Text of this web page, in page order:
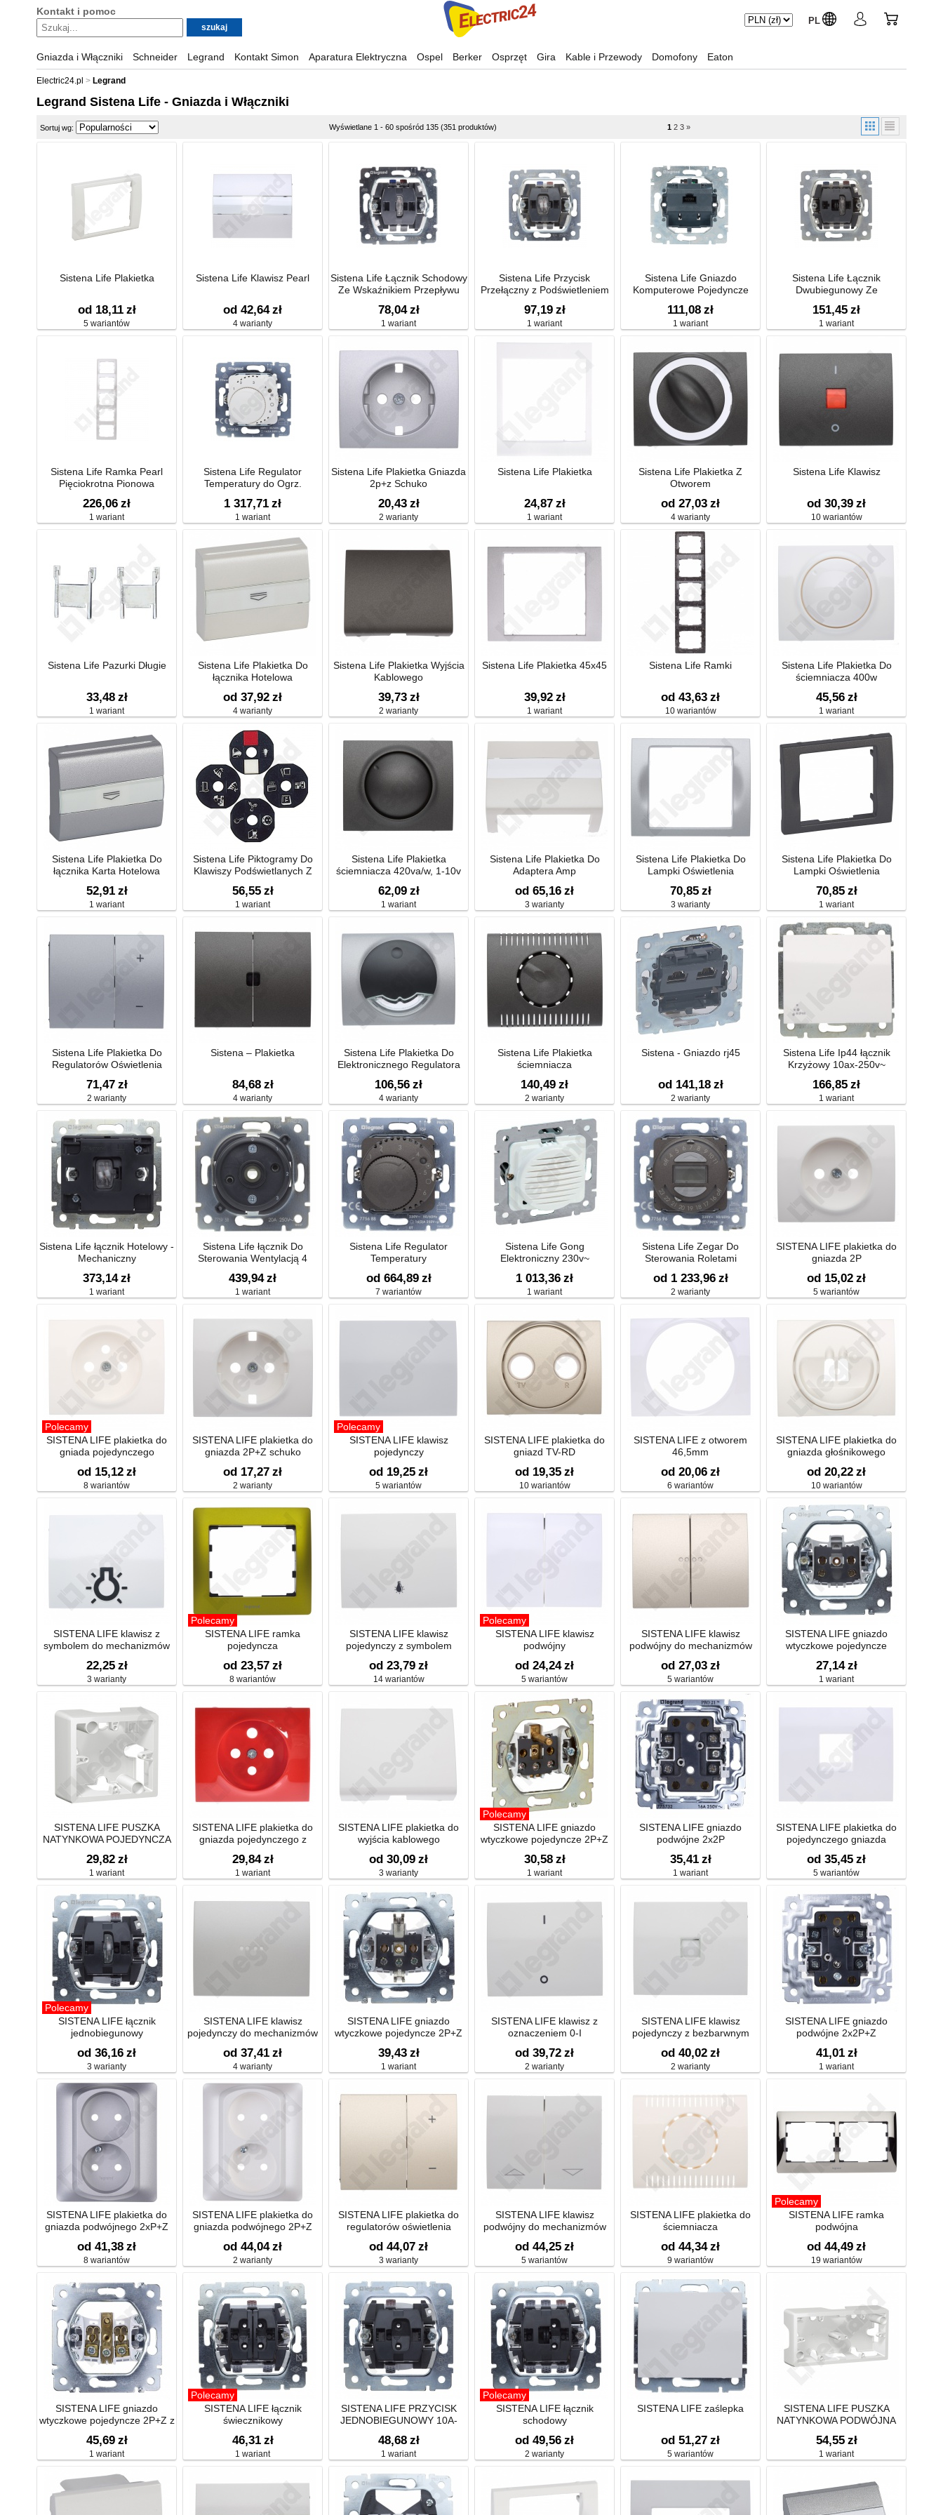
Kontakt i pomoc
PL
Gniazda i Włączniki Schneider Legrand Kontakt Simon Aparatura Elektryczna Ospel Berker Osprzęt Gira Kable i Przewody Domofony Eaton
Electric24.pl Legrand
Legrand Sistena Life - Gniazda i Włączniki
Sortuj wg: Wyświetlane 1 - 60 spośród 135 (351 produktów) 1 2 3 »
Sistena Life Plakietka
od 18,11 zł
5 wariantów
Sistena Life Klawisz Pearl
od 42,64 zł
4 warianty
Sistena Life Łącznik Schodowy
Ze Wskaźnikiem Przepływu
78,04 zł
1 wariant
Sistena Life Przycisk
Przełączny z Podświetleniem
97,19 zł
1 wariant
Sistena Life Gniazdo
Komputerowe Pojedyncze
111,08 zł
1 wariant
Sistena Life Łącznik
Dwubiegunowy Ze
10ax-250v~
151,45 zł
1 wariant
Sistena Life Ramka Pearl
Pięciokrotna Pionowa
226,06 zł
1 wariant
Sistena Life Regulator
Temperatury do Ogrz.
16a-230v~
1 317,71 zł
1 wariant
Sistena Life Plakietka Gniazda
2p+z Schuko
20,43 zł
2 warianty
Sistena Life Plakietka
24,87 zł
1 wariant
Sistena Life Plakietka Z
Otworem
od 27,03 zł
4 warianty
Sistena Life Klawisz
od 30,39 zł
10 wariantów
Sistena Life Pazurki Długie
33,48 zł
1 wariant
Sistena Life Plakietka Do
łącznika Hotelowa
od 37,92 zł
4 warianty
Sistena Life Plakietka Wyjścia
Kablowego
39,73 zł
2 warianty
Sistena Life Plakietka 45x45
39,92 zł
1 wariant
Sistena Life Ramki
od 43,63 zł
10 wariantów
Sistena Life Plakietka Do
ściemniacza 400w
45,56 zł
1 wariant
Sistena Life Plakietka Do
łącznika Karta Hotelowa
52,91 zł
1 wariant
Sistena Life Piktogramy Do
Klawiszy Podświetlanych Z
56,55 zł
1 wariant
Sistena Life Plakietka
ściemniacza 420va/w, 1-10v
62,09 zł
1 wariant
Sistena Life Plakietka Do
Adaptera Amp
od 65,16 zł
3 warianty
Sistena Life Plakietka Do
Lampki Oświetlenia
70,85 zł
3 warianty
Sistena Life Plakietka Do
Lampki Oświetlenia
70,85 zł
1 wariant
Sistena Life Plakietka Do
Regulatorów Oświetlenia
71,47 zł
2 warianty
Sistena – Plakietka
84,68 zł
4 warianty
Sistena Life Plakietka Do
Elektronicznego Regulatora
106,56 zł
4 warianty
Sistena Life Plakietka
ściemniacza
140,49 zł
2 warianty
Sistena - Gniazdo rj45
od 141,18 zł
2 warianty
Sistena Life Ip44 łącznik
Krzyżowy 10ax-250v~
166,85 zł
1 wariant
Sistena Life łącznik Hotelowy -
Mechaniczny
373,14 zł
1 wariant
Sistena Life łącznik Do
Sterowania Wentylacją 4
439,94 zł
1 wariant
Sistena Life Regulator
Temperatury
od 664,89 zł
7 wariantów
Sistena Life Gong
Elektroniczny 230v~
1 013,36 zł
1 wariant
Sistena Life Zegar Do
Sterowania Roletami
od 1 233,96 zł
2 warianty
SISTENA LIFE plakietka do
gniazda 2P
od 15,02 zł
5 wariantów
Polecamy
SISTENA LIFE plakietka do
gniada pojedynczego
od 15,12 zł
8 wariantów
SISTENA LIFE plakietka do
gniazda 2P+Z schuko
od 17,27 zł
2 warianty
Polecamy
SISTENA LIFE klawisz
pojedynczy
od 19,25 zł
5 wariantów
SISTENA LIFE plakietka do
gniazd TV-RD
od 19,35 zł
10 wariantów
SISTENA LIFE z otworem
46,5mm
od 20,06 zł
6 wariantów
SISTENA LIFE plakietka do
gniazda głośnikowego
od 20,22 zł
10 wariantów
SISTENA LIFE klawisz z
symbolem do mechanizmów
22,25 zł
3 warianty
Polecamy
SISTENA LIFE ramka
pojedyncza
od 23,57 zł
8 wariantów
SISTENA LIFE klawisz
pojedynczy z symbolem
od 23,79 zł
14 wariantów
Polecamy
SISTENA LIFE klawisz
podwójny
od 24,24 zł
5 wariantów
SISTENA LIFE klawisz
podwójny do mechanizmów
od 27,03 zł
5 wariantów
SISTENA LIFE gniazdo
wtyczkowe pojedyncze
27,14 zł
1 wariant
SISTENA LIFE PUSZKA
NATYNKOWA POJEDYNCZA
29,82 zł
1 wariant
SISTENA LIFE plakietka do
gniazda pojedynczego z
29,84 zł
1 wariant
SISTENA LIFE plakietka do
wyjścia kablowego
od 30,09 zł
3 warianty
Polecamy
SISTENA LIFE gniazdo
wtyczkowe pojedyncze 2P+Z
30,58 zł
1 wariant
SISTENA LIFE gniazdo
podwójne 2x2P
35,41 zł
1 wariant
SISTENA LIFE plakietka do
pojedynczego gniazda
od 35,45 zł
5 wariantów
Polecamy
SISTENA LIFE łącznik
jednobiegunowy
od 36,16 zł
3 warianty
SISTENA LIFE klawisz
pojedynczy do mechanizmów
od 37,41 zł
4 warianty
SISTENA LIFE gniazdo
wtyczkowe pojedyncze 2P+Z
39,43 zł
1 wariant
SISTENA LIFE klawisz z
oznaczeniem 0-I
od 39,72 zł
2 warianty
SISTENA LIFE klawisz
pojedynczy z bezbarwnym
od 40,02 zł
2 warianty
SISTENA LIFE gniazdo
podwójne 2x2P+Z
41,01 zł
1 wariant
SISTENA LIFE plakietka do
gniazda podwójnego 2xP+Z
od 41,38 zł
8 wariantów
SISTENA LIFE plakietka do
gniazda podwójnego 2P+Z
od 44,04 zł
2 warianty
SISTENA LIFE plakietka do
regulatorów oświetlenia
od 44,07 zł
3 warianty
SISTENA LIFE klawisz
podwójny do mechanizmów
od 44,25 zł
5 wariantów
SISTENA LIFE plakietka do
ściemniacza
od 44,34 zł
9 wariantów
Polecamy
SISTENA LIFE ramka
podwójna
od 44,49 zł
19 wariantów
SISTENA LIFE gniazdo
wtyczkowe pojedyncze 2P+Z z
45,69 zł
1 wariant
Polecamy
SISTENA LIFE łącznik
świecznikowy
46,31 zł
1 wariant
SISTENA LIFE PRZYCISK
JEDNOBIEGUNOWY 10A-
48,68 zł
1 wariant
Polecamy
SISTENA LIFE łącznik
schodowy
od 49,56 zł
2 warianty
SISTENA LIFE zaślepka
od 51,27 zł
5 wariantów
SISTENA LIFE PUSZKA
NATYNKOWA PODWÓJNA
54,55 zł
1 wariant